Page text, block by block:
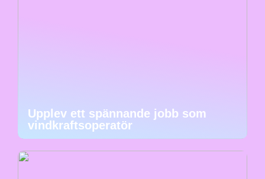
Upplev ett spännande jobb som
vindkraftsoperatör